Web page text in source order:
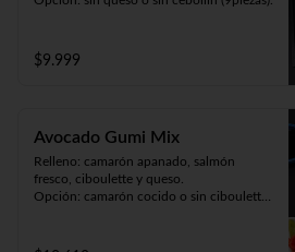
$9.999
Avocado Gumi Mix
Relleno: camarón apanado, salmón
fresco, ciboulette y queso.
Opción: camarón cocido o sin ciboulette